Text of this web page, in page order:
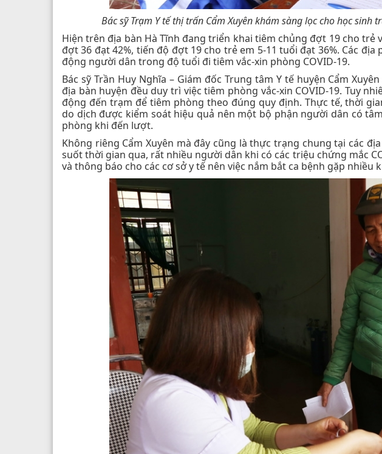
Bác sỹ Trạm Y tế thị trấn Cẩm Xuyên khám sàng lọc cho học sinh
Hiện trên địa bàn Hà Tĩnh đang triển khai tiêm chủng đợt 19 cho trẻ
đợt 36 đạt 42%, tiến độ đợt 19 cho trẻ em 5-11 tuổi đạt 36%. Các
động người dân trong độ tuổi đi tiêm vắc-xin phòng COVID-19.
Bác sỹ Trần Huy Nghĩa – Giám đốc Trung tâm Y tế huyện Cẩm
địa bàn huyện đều duy trì việc tiêm phòng vắc-xin COVID-19. Tuy
động đến trạm để tiêm phòng theo đúng quy định. Thực tế, thời
do dịch được kiểm soát hiệu quả nên một bộ phận người dân có
phòng khi đến lượt.
Không riêng Cẩm Xuyên mà đây cũng là thực trạng chung tại các
suốt thời gian qua, rất nhiều người dân khi có các triệu chứng mắc
và thông báo cho các cơ sở y tế nên việc nắm bắt ca bệnh gặp nhiều